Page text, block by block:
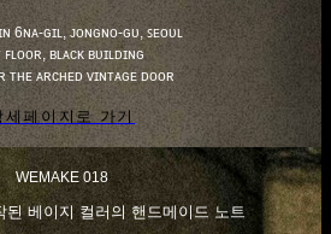
6ɴᴀ-ɢɪʟ, ᴊᴏɴɢɴᴏ-ɢᴜ, ꜱᴇᴏᴜʟ
ꜰʟᴏᴏʀ, ʙʟᴀᴄᴋ ʙᴜɪʟᴅɪɴɢ
ᴛʜᴇ ᴀʀᴄʜᴇᴅ ᴠɪɴᴛᴀɢᴇ ᴅᴏᴏʀ
세페이지로 가기
WEMAKE 018
된 베이지 컬러의 핸드메이드 노트